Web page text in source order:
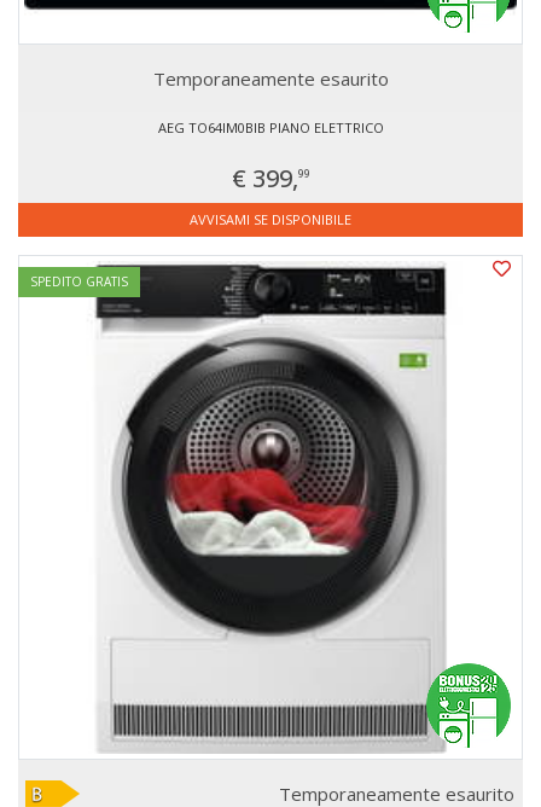
Temporaneamente esaurito
AEG TO64IM0BIB PIANO ELETTRICO
€ 399,99
AVVISAMI SE DISPONIBILE
SPEDITO GRATIS
Temporaneamente esaurito